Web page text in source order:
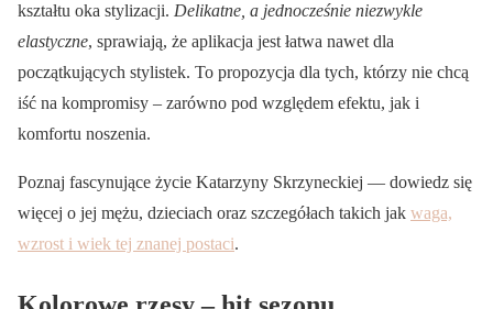
kształtu oka stylizacji. Delikatne, a jednocześnie niezwykle
elastyczne, sprawiają, że aplikacja jest łatwa nawet dla
początkujących stylistek. To propozycja dla tych, którzy nie chcą
iść na kompromisy – zarówno pod względem efektu, jak i
komfortu noszenia.
Poznaj fascynujące życie Katarzyny Skrzyneckiej — dowiedz się
więcej o jej mężu, dzieciach oraz szczegółach takich jak waga,
wzrost i wiek tej znanej postaci.